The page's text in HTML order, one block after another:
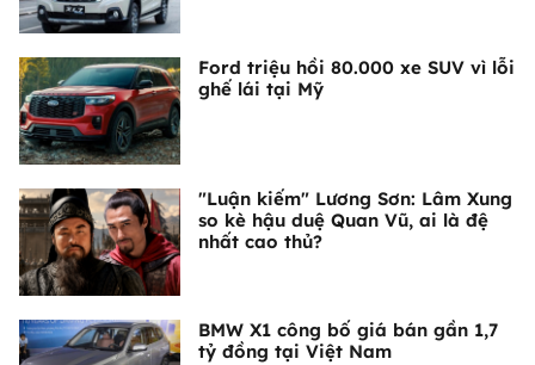
Ford triệu hồi 80.000 xe SUV vì lỗi
ghế lái tại Mỹ
"Luận kiếm" Lương Sơn: Lâm Xung
so kè hậu duệ Quan Vũ, ai là đệ
nhất cao thủ?
BMW X1 công bố giá bán gần 1,7
tỷ đồng tại Việt Nam